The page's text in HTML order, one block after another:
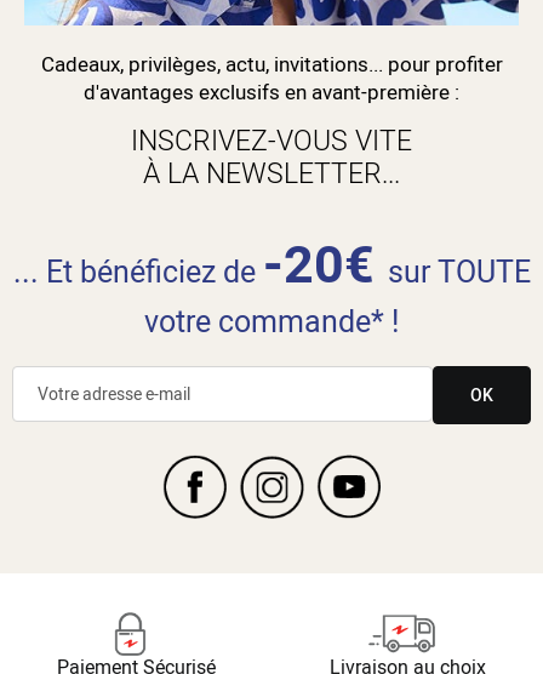
Cadeaux, privilèges, actu, invitations... pour profiter
d'avantages exclusifs en avant-première :
INSCRIVEZ-VOUS VITE
À LA NEWSLETTER...
... Et bénéficiez de -20€ sur TOUTE
votre commande* !
OK
Paiement Sécurisé Livraison au choix